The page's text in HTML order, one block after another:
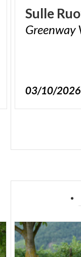
Sulle
Greenway
03/10/2026